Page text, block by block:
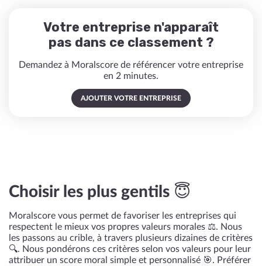
Votre entreprise n'apparaît
pas dans ce classement ?
Demandez à Moralscore de référencer votre entreprise
en 2 minutes.
AJOUTER VOTRE ENTREPRISE
Choisir les plus gentils 😇
Moralscore vous permet de favoriser les entreprises qui
respectent le mieux vos propres valeurs morales ⚖️. Nous
les passons au crible, à travers plusieurs dizaines de critères
🔍. Nous pondérons ces critères selon vos valeurs pour leur
attribuer un score moral simple et personnalisé 🎯. Préférer